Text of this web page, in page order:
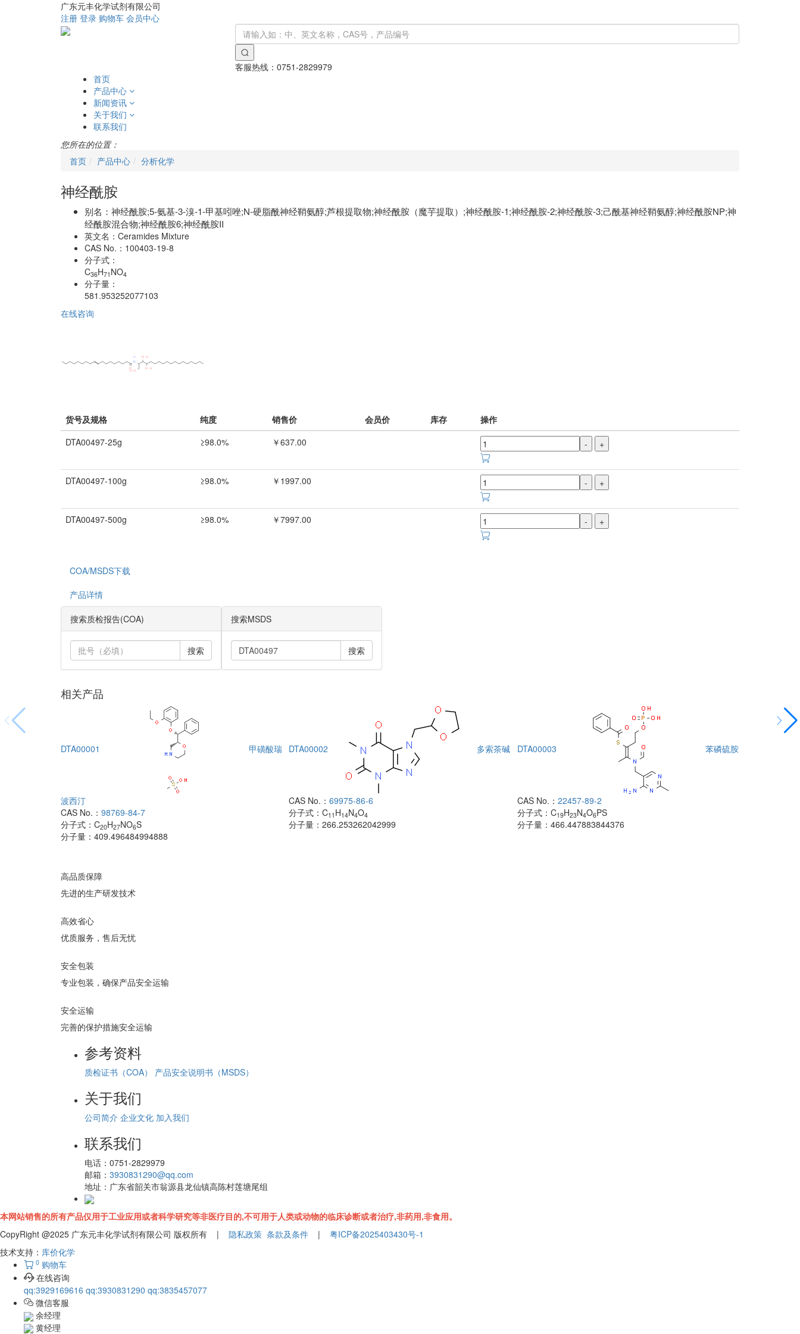
广东元丰化学试剂有限公司
注册 登录 购物车 会员中心
客服热线： 0751-2829979
首页
产品中心
新闻资讯
关于我们
联系我们
您所在的位置：
首页
产品中心 分析化学
神经酰胺
别名： 神经酰胺;5-氨基-3-溴-1-甲基吲唑;N-硬脂酰神经鞘氨醇;芦根提取物;神经酰胺（魔芋提取）;神经酰胺-1;神经酰胺-2;神经酰胺-3;己酰基神经鞘氨醇;神经酰胺NP;神
经酰胺混合物;神经酰胺6;神经酰胺II
英文名： Ceramides Mixture
CAS No.： 100403-19-8
分子式：
C36H71 NO4
分子量：
581.953252077103
在线咨询
货号及规格 纯度 销售价 会员价 库存
操作
DTA00497-25g
≥98.0% ￥637.00 - +
DTA00497-100g ≥98.0% ￥1997.00 - +
DTA00497-500g ≥98.0% ￥7997.00 - +
COA/MSDS下载
产品详情
搜索质检报告(COA)
搜索
搜索MSDS
搜索
相关产品
DTA00001 甲磺酸瑞
波西汀
CAS No.： 98769-84-7
分子式： C20H27NO6S
分子量： 409.496484994888
DTA00002 多索茶碱
CAS No.：69975-86-6
分子式：C11 H14N4O4
分子量：266.253262042999
DTA00003 苯磷硫胺
CAS No.： 22457-89-2
分子式： C19H23N4O6PS
分子量： 466.447883844376
高品质保障
先进的生产研发技术
高效省心
优质服务，售后无忧
安全包装
专业包装，确保产品安全运输
安全运输
完善的保护措施安全运输
参考资料
质检证书（COA） 产品安全说明书（MSDS）
关于我们
公司简介 企业文化 加入我们
联系我们
电话： 0751-2829979
邮箱： 3930831290@qq.com
地址： 广东省韶关市翁源县龙仙镇高陈村莲塘尾组
本网站销售的所有产品仅用于工业应用或者科学研究等非医疗目的,不可用于人类或动物的临床诊断或者治疗,非药用,非食用。
CopyRight @2025 广东元丰化学试剂有限公司 版权所有 | 隐私政策 条款及条件 | 粤ICP备2025403430号-1
技术支持： 库价化学
0 购物车
在线咨询
qq:3929169616 qq:3930831290 qq:3835457077
微信客服
余经理
黄经理